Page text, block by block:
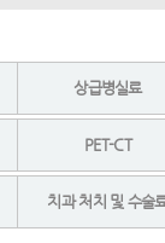
상급병실료
PET-CT
치과 처치 및 수술